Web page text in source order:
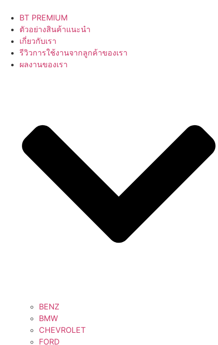
BT PREMIUM
ตัวอย่างสินค้าแนะนำ
เกี่ยวกับเรา
รีวิวการใช้งานจากลูกค้าของเรา
ผลงานของเรา
BENZ
BMW
CHEVROLET
FORD